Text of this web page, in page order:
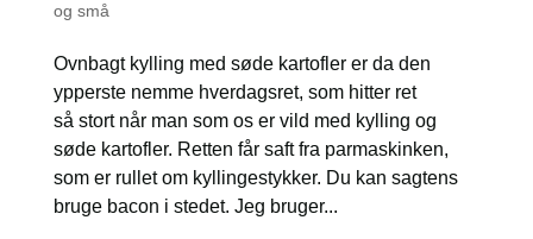
og små
Ovnbagt kylling med søde kartofler er da den
ypperste nemme hverdagsret, som hitter ret
så stort når man som os er vild med kylling og
søde kartofler. Retten får saft fra parmaskinken,
som er rullet om kyllingestykker. Du kan sagtens
bruge bacon i stedet. Jeg bruger...